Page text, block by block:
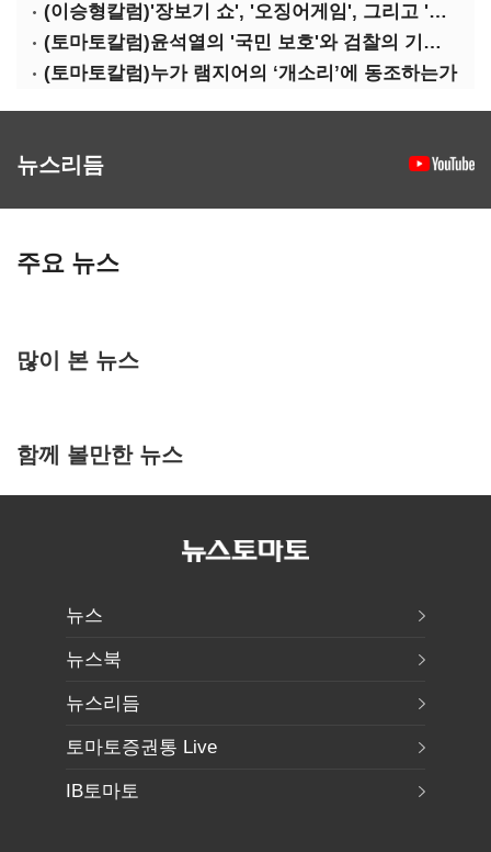
(이승형칼럼)'장보기 쇼', '오징어게임', 그리고 '큰 정치'
(토마토칼럼)윤석열의 '국민 보호'와 검찰의 기소편의주의
(토마토칼럼)누가 램지어의 ‘개소리’에 동조하는가
뉴스리듬
주요 뉴스
많이 본 뉴스
함께 볼만한 뉴스
뉴스
뉴스북
뉴스리듬
토마토증권통 Live
IB토마토